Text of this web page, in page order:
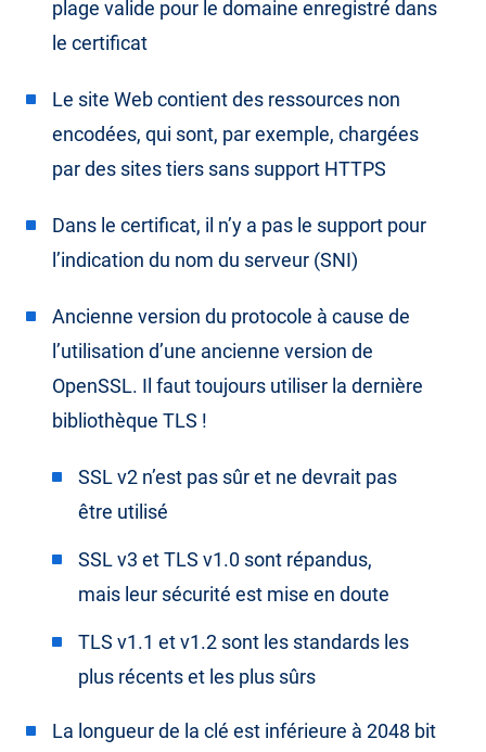
plage valide pour le domaine enregistré dans
le certificat
Le site Web contient des ressources non
encodées, qui sont, par exemple, chargées
par des sites tiers sans support HTTPS
Dans le certificat, il n’y a pas le support pour
l’indication du nom du serveur (SNI)
Ancienne version du protocole à cause de
l’utilisation d’une ancienne version de
OpenSSL. Il faut toujours utiliser la dernière
bibliothèque TLS !
SSL v2 n’est pas sûr et ne devrait pas
être utilisé
SSL v3 et TLS v1.0 sont répandus,
mais leur sécurité est mise en doute
TLS v1.1 et v1.2 sont les standards les
plus récents et les plus sûrs
La longueur de la clé est inférieure à 2048 bit